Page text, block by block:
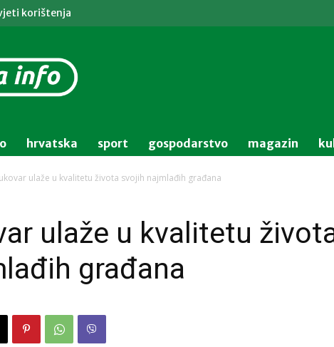
korištenja
hrvatska sport gospodarstvo magazin
ulaže u kvalitetu života svojih najmlađih građana
ulaže u kvalitetu
građana